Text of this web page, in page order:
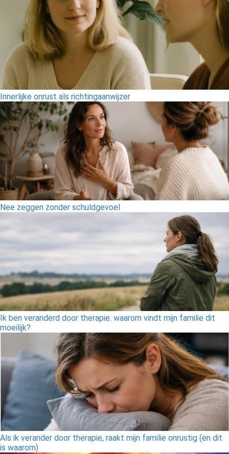
Innerlijke onrust als richtingaanwijzer
Nee zeggen zonder schuldgevoel
Ik ben veranderd door therapie: waarom vindt mijn familie dit
moeilijk?
Als ik verander door therapie, raakt mijn familie onrustig (en dit
is waarom)